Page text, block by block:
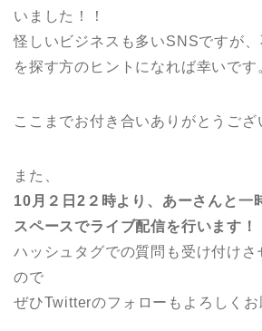
いました！！
怪しいビジネスも多いSNSですが
を探す方のヒントになれば幸いです
ここまでお付き合いありがとうご
また、
10月２日2２時より、あーさんと一
スペースでライブ配信を行います！
ハッシュタグでの質問も受け付けさ
ので
ぜひTwitterのフォローもよろしくお